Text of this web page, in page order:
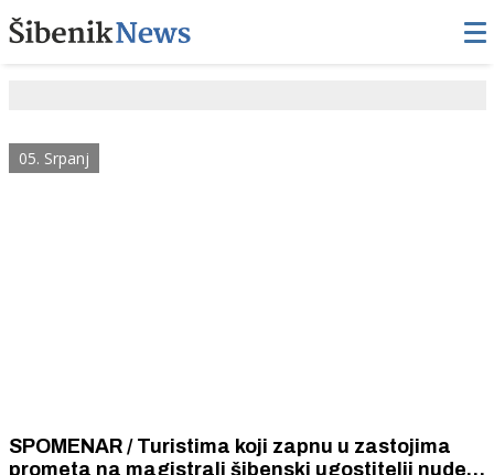
05. Srpanj
SPOMENAR / Turistima koji zapnu u zastojima
prometa na magistrali šibenski ugostitelji nude